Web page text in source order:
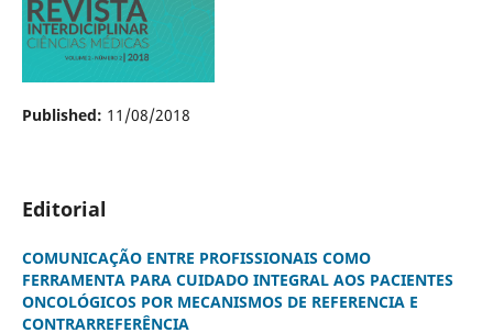
Published: 11/08/2018
Editorial
COMUNICAÇÃO ENTRE PROFISSIONAIS COMO
FERRAMENTA PARA CUIDADO INTEGRAL AOS PACIENTES
ONCOLÓGICOS POR MECANISMOS DE REFERENCIA E
CONTRARREFERÊNCIA